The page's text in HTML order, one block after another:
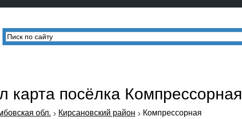
карта посёлка Компрессорная
обл. > Кирсановский район > Компрессорная